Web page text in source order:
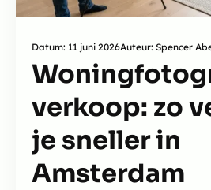
Datum: 11 juni 2026Auteur: Spencer
verkoop: zo
je sneller in
Amsterdam